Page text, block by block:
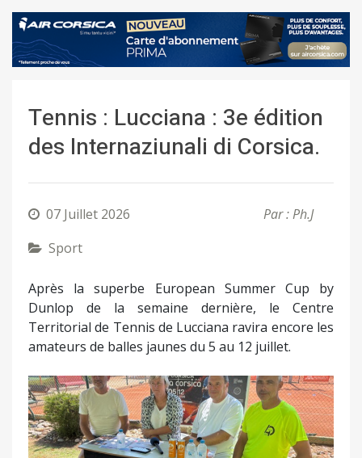
Tennis : Lucciana : 3e édition
des Internaziunali di Corsica.
07 Juillet 2026
Par : Ph.J
Sport
Après la superbe European Summer Cup by
Dunlop de la semaine dernière, le Centre
Territorial de Tennis de Lucciana ravira encore les
amateurs de balles jaunes du 5 au 12 juillet.